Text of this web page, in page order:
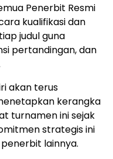
Penerbit Resmi
kualifikasi dan
judul guna
pertandingan, dan
akan terus
kerangka
turnamen ini sejak
strategis ini
lainnya.